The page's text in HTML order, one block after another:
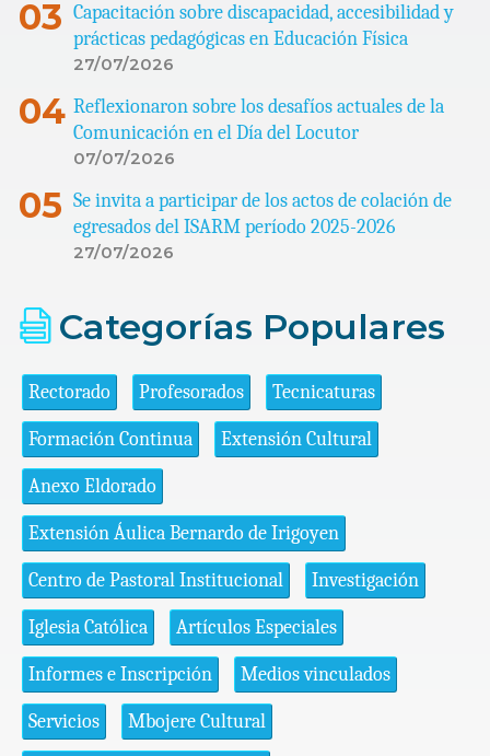
Capacitación sobre discapacidad, accesibilidad y
prácticas pedagógicas en Educación Física
27/07/2026
Reflexionaron sobre los desafíos actuales de la
Comunicación en el Día del Locutor
07/07/2026
Se invita a participar de los actos de colación de
egresados del ISARM período 2025-2026
27/07/2026
Categorías Populares
Rectorado Profesorados Tecnicaturas
Formación Continua Extensión Cultural
Anexo Eldorado
Extensión Áulica Bernardo de Irigoyen
Centro de Pastoral Institucional Investigación
Iglesia Católica Artículos Especiales
Informes e Inscripción Medios vinculados
Servicios Mbojere Cultural